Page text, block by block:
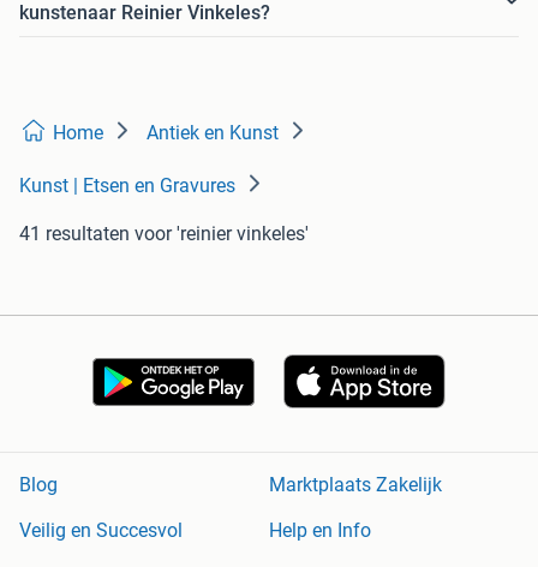
kunstenaar Reinier Vinkeles?
Home Antiek en Kunst
Kunst | Etsen en Gravures
41 resultaten voor 'reinier vinkeles'
Blog
Marktplaats Zakelijk
Veilig en Succesvol
Help en Info